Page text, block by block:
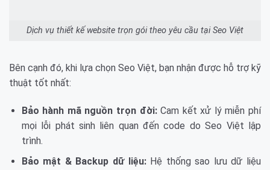
Dịch vụ thiết kế website trọn gói theo yêu cầu tại Seo Việt
Bên cạnh đó, khi lựa chọn Seo Việt, bạn nhận được hỗ trợ kỹ
thuật tốt nhất:
Bảo hành mã nguồn trọn đời:Cam kết xử lý miễn phí
mọi lỗi phát sinh liên quan đến code do Seo Việt lập
trình.
Bảo mật & Backup dữ liệu:Hệ thống sao lưu dữ liệu